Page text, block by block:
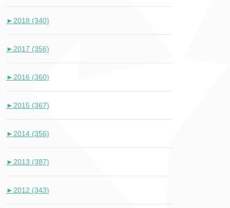
► 2018 (340)
► 2017 (356)
► 2016 (360)
► 2015 (367)
► 2014 (356)
► 2013 (387)
► 2012 (343)